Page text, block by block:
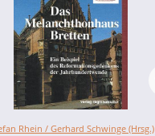
Rhein /Gerhard Schwinge (Hrsg.)